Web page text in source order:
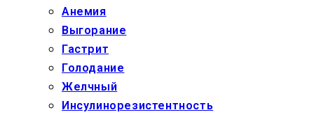
Анемия
Выгорание
Гастрит
Голодание
Желчный
Инсулинорезистентность